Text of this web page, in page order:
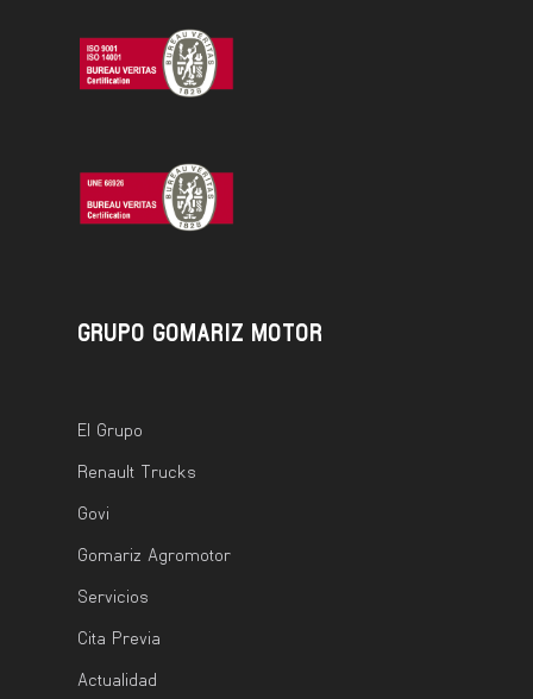
GRUPO GOMARIZ MOTOR
El Grupo
Renault Trucks
Govi
Gomariz Agromotor
Servicios
Cita Previa
Actualidad